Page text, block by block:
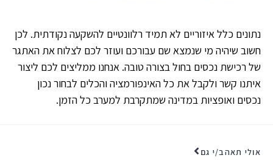
נתונים כלל איזוריים לא תמיד רלוונטיים להשקעה נקודתית. לכן
חשוב שיהיה מי שנמצא שם עבורכם ועוזר לכם לצלוח את האתגר
של רכישת נכסים בחול בצורה טובה. אנחנו ממליצים לכם ליצור
איתנו קשר ולקבל את כל האינפורמציה והכלים לבחור נכון
נכסים ואופציות במדינה שמתקרבת למערב כל הזמן.
אולי תאהב/י גם